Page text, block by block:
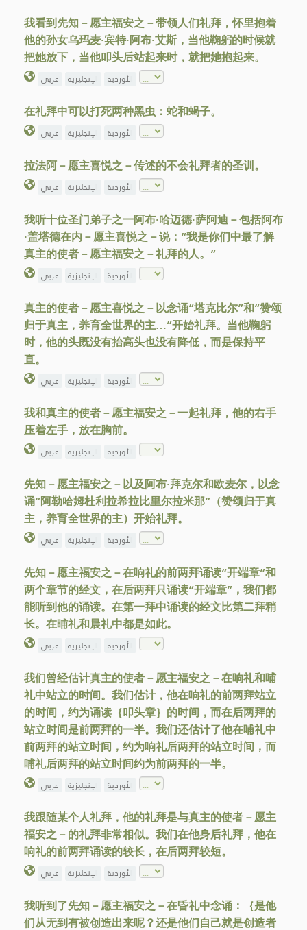
我看到先知－愿主福安之－带领人们礼拜，怀里抱着
他的孙女乌玛麦·宾特·阿布·艾斯，当他鞠躬的时候就
把她放下，当他叩头后站起来时，就把她抱起来。
عربي الإنجليزية الأوردية
在礼拜中可以打死两种黑虫：蛇和蝎子。
عربي الإنجليزية الأوردية
拉法阿－愿主喜悦之－传述的不会礼拜者的圣训。
عربي الإنجليزية الأوردية
我听十位圣门弟子之一阿布·哈迈德·萨阿迪－包括阿布
·盖塔德在内－愿主喜悦之－说：“我是你们中最了解
真主的使者－愿主福安之－礼拜的人。”
عربي الإنجليزية الأوردية
真主的使者－愿主喜悦之－以念诵“塔克比尔”和“赞颂
归于真主，养育全世界的主…”开始礼拜。当他鞠躬
时，他的头既没有抬高头也没有降低，而是保持平
直。
عربي الإنجليزية الأوردية
我和真主的使者－愿主福安之－一起礼拜，他的右手
压着左手，放在胸前。
عربي الإنجليزية الأوردية
先知－愿主福安之－以及阿布·拜克尔和欧麦尔，以念
诵“阿勒哈姆杜利拉希拉比里尔拉米那”（赞颂归于真
主，养育全世界的主）开始礼拜。
عربي الإنجليزية الأوردية
先知－愿主福安之－在响礼的前两拜诵读“开端章”和
两个章节的经文，在后两拜只诵读“开端章”，我们都
能听到他的诵读。在第一拜中诵读的经文比第二拜稍
长。在晡礼和晨礼中都是如此。
عربي الإنجليزية الأوردية
我们曾经估计真主的使者－愿主福安之－在响礼和哺
礼中站立的时间。我们估计，他在响礼的前两拜站立
的时间，约为诵读｛叩头章｝的时间，而在后两拜的
站立时间是前两拜的一半。我们还估计了他在哺礼中
前两拜的站立时间，约为响礼后两拜的站立时间，而
哺礼后两拜的站立时间约为前两拜的一半。
عربي الإنجليزية الأوردية
我跟随某个人礼拜，他的礼拜是与真主的使者－愿主
福安之－的礼拜非常相似。我们在他身后礼拜，他在
响礼的前两拜诵读的较长，在后两拜较短。
عربي الإنجليزية الأوردية
我听到了先知－愿主福安之－在昏礼中念诵：｛是他
们从无到有被创造出来呢？还是他们自己就是创造者